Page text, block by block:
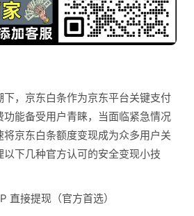
下，京东白条作为京东平台关键支付
功能备受用户青睐，当面临紧急情况
京东白条额度变现成为众多用户关
下几种官方认可的安全变现小技
直接提现（官方首选）